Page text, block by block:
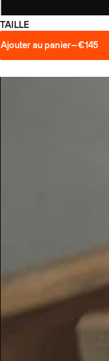
TAILLE
Ajouter au panier—€145